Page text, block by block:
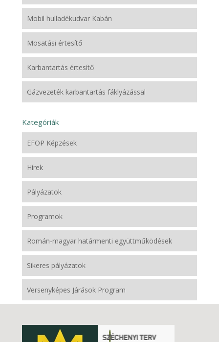
Mobil hulladékudvar Kabán
Mosatási értesítő
Karbantartás értesítő
Gázvezeték karbantartás fáklyázással
Kategóriák
EFOP Képzések
Hírek
Pályázatok
Programok
Román-magyar határmenti együttműködések
Sikeres pályázatok
Versenyképes Járások Program